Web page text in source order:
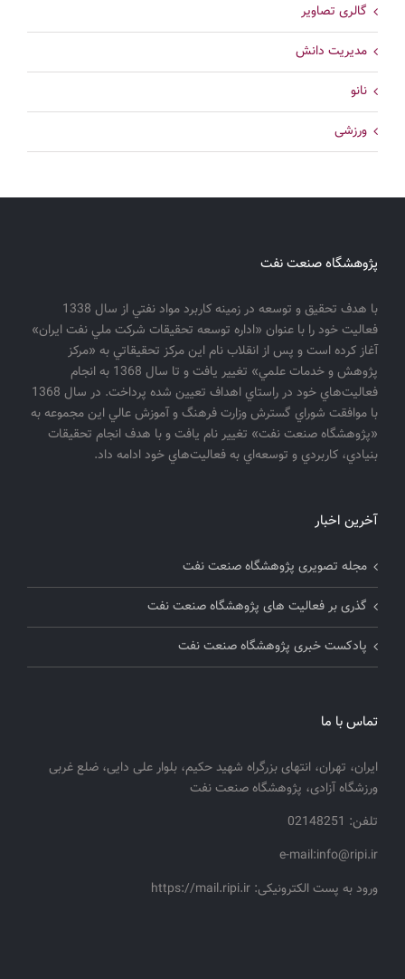
گالری تصاویر
مدیریت دانش
نانو
ورزشی
پژوهشگاه صنعت نفت
با هدف تحقيق و توسعه در زمينه كاربرد مواد نفتي از سال 1338
فعاليت خود را با عنوان «اداره توسعه تحقيقات شركت ملي نفت ايران»
آغاز كرده است و پس از انقلاب نام اين مركز تحقيقاتي به «مركز
پژوهش و خدمات علمي» تغيير يافت و تا سال 1368 به انجام
فعاليت‌هاي خود در راستاي اهداف تعيين شده پرداخت. در سال 1368
با موافقت شوراي گسترش وزارت فرهنگ و آموزش عالي اين مجموعه به
«پژوهشگاه صنعت نفت» تغيير نام يافت و با هدف انجام تحقيقات
بنيادي، كاربردي و توسعه‌اي به فعاليت‌هاي خود ادامه داد.
آخرین اخبار
مجله تصویری پژوهشگاه صنعت نفت
گذری بر فعالیت های پژوهشگاه صنعت نفت
پادکست خبری پژوهشگاه صنعت نفت
تماس با ما
ایران، تهران، انتهای بزرگراه شهید حکیم، بلوار علی دایی، ضلع غربی
ورزشگاه آزادی، پژوهشگاه صنعت نفت
تلفن: 02148251
e-mail:info@ripi.ir
ورود به پست الکترونیکی: https://mail.ripi.ir